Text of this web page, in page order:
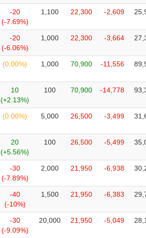
-20
(-7.69%)
1,100 22,300 -2,609
-20
(-6.06%)
1,000 22,300 -3,664
(0.00%) 1,000 70,900 -11,556
10
(+2.13%)
100 70,900 -14,778
(0.00%) 5,000 26,500 -3,499
20
(+5.56%)
100 26,500 -5,499
-30
(-7.89%)
2,000 21,950 -6,938
-40
(-10%)
1,500 21,950 -6,383
-30
(-9.09%)
20,000 21,950 -5,049